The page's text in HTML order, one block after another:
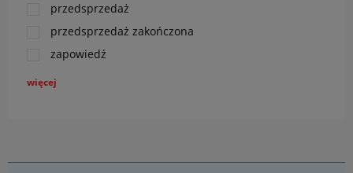
przedsprzedaż
przedsprzedaż zakończona
zapowiedź
więcej